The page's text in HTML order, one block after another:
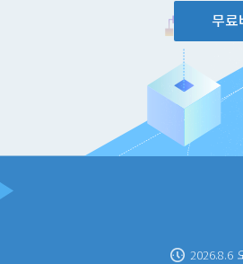
무료
2026.8.6